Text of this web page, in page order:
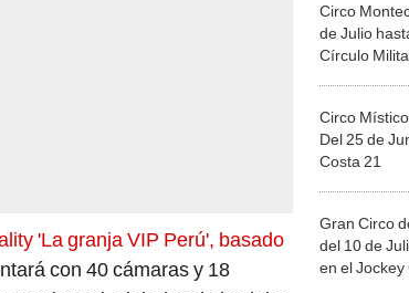
con 40 cámaras y 18
real, alejados de los lujos
de Julio
Círculo
Del 25 de
Costa 21
del 10 de
en el